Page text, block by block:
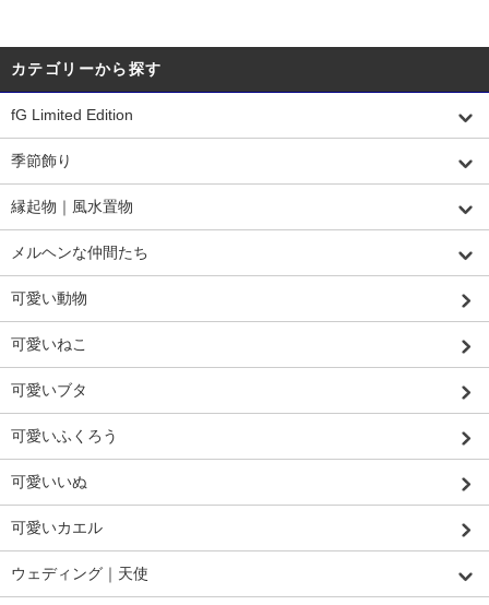
カテゴリーから探す
fG Limited Edition
季節飾り
縁起物｜風水置物
メルヘンな仲間たち
可愛い動物
可愛いねこ
可愛いブタ
可愛いふくろう
可愛いいぬ
可愛いカエル
ウェディング｜天使